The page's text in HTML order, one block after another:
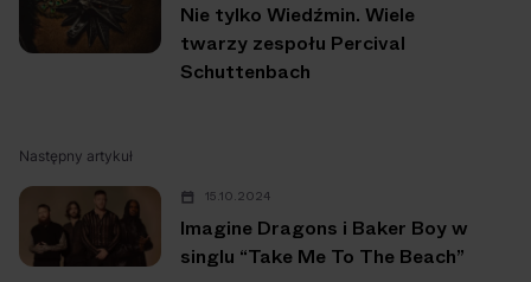
Nie tylko Wiedźmin. Wiele
twarzy zespołu Percival
Schuttenbach
Następny artykuł
15.10.2024
Imagine Dragons i Baker Boy w
singlu “Take Me To The Beach”